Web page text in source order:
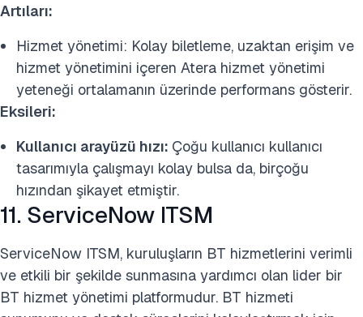
Artıları:
Hizmet yönetimi: Kolay biletleme, uzaktan erişim ve
hizmet yönetimini içeren Atera hizmet yönetimi
yeteneği ortalamanın üzerinde performans gösterir.
Eksileri:
Kullanıcı arayüzü hızı: Çoğu kullanıcı kullanıcı
tasarımıyla çalışmayı kolay bulsa da, birçoğu
hızından şikayet etmiştir.
11. ServiceNow ITSM
ServiceNow ITSM, kuruluşların BT hizmetlerini verimli
ve etkili bir şekilde sunmasına yardımcı olan lider bir
BT hizmet yönetimi platformudur. BT hizmeti